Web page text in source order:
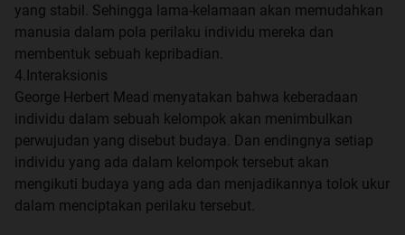
yang stabil. Sehingga lama-kelamaan akan memudahkan
manusia dalam pola perilaku individu mereka dan
membentuk sebuah kepribadian.
4.Interaksionis
George Herbert Mead menyatakan bahwa keberadaan
individu dalam sebuah kelompok akan menimbulkan
perwujudan yang disebut budaya. Dan endingnya setiap
individu yang ada dalam kelompok tersebut akan
mengikuti budaya yang ada dan menjadikannya tolok ukur
dalam menciptakan perilaku tersebut.